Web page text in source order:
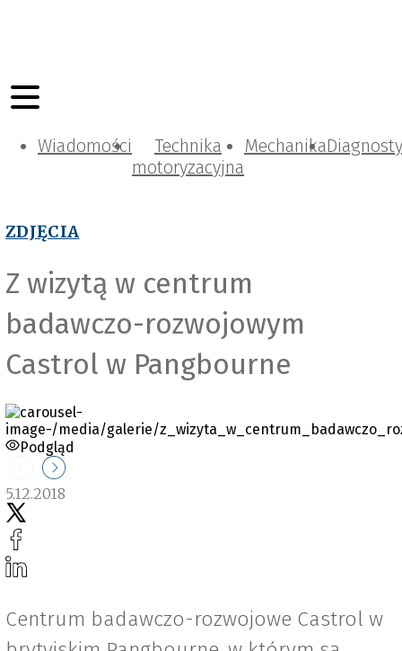
Wiadomości
Technika
motoryzacyjna
Mechanika
ZDJĘCIA
Z wizytą w centrum
badawczo-rozwojowym
Castrol w Pangbourne
Podgląd
5.12.2018
Centrum badawczo-rozwojowe Castrol w